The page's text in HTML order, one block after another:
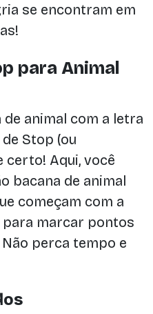
se encontram em
para Animal
animal com a letra
Stop (ou
certo! Aqui, você
bacana de animal
começam com a
para marcar pontos
perca tempo e